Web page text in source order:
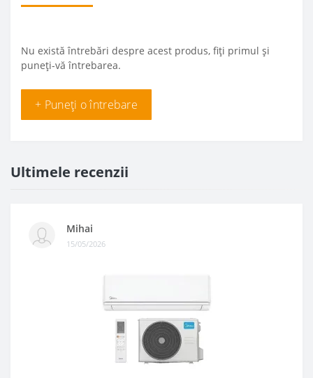
Nu există întrebări despre acest produs, fiți primul și
puneți-vă întrebarea.
+ Puneți o întrebare
Ultimele recenzii
Mihai
15/05/2026